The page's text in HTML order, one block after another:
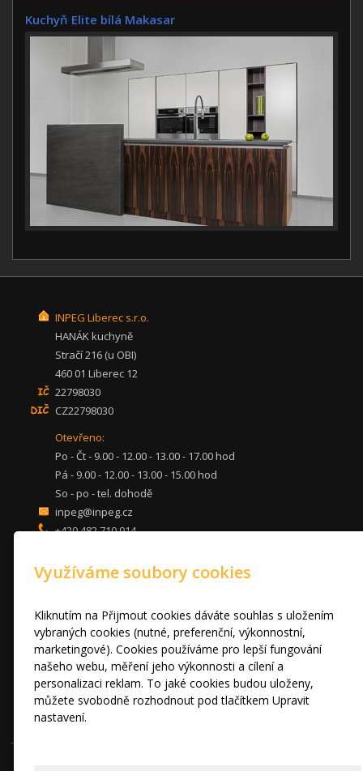
Kuchyň Elite bílá Makasar
INPEG Liberec s.r.o.
HANÁK kuchyně
Stračí 216 (u OBI)
460 01 Liberec 12
22798030
CZ22798030
Otevřeno:
Po - Čt - 9.00 - 12.00 - 13.00 - 17.00 hod
Pá - 9.00 - 12.00 - 13.00 - 15.00 hod
So - po - tel. dohodě
inpeg@inpeg.cz
+420 482 710 914
KUCHYNĚ
DVEŘE A STOLY
OBÝVACÍ POKOJE
AKCE
FOTOGALERIE
VÝPRODEJ VZORKŮ
RADY A TIPY
KONTAKT
Využíváme soubory cookies
Kliknutím na Přijmout cookies dáváte souhlas s uložením
vybraných cookies (nutné, preferenční, výkonnostní,
marketingové). Cookies používáme pro lepší fungování
našeho webu, měření jeho výkonnosti a cílení a
personalizaci reklam. To jaké cookies budou uloženy,
můžete svobodně rozhodnout pod tlačítkem Upravit
nastavení.